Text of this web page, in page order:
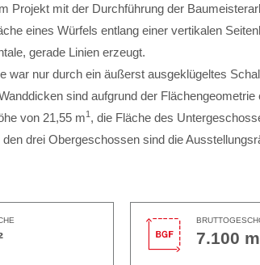
Projekt mit der Durchführung der
eines Würfels entlang einer vertikalen
gerade Linien erzeugt.
war nur durch ein äußerst ausgeklügeltes
sind aufgrund der
von 21,55 m1 , die Fläche des
drei Obergeschossen sind die
7.100